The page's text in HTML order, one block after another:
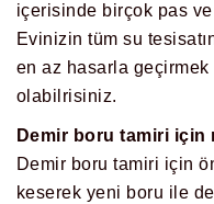
içerisinde birçok pas ve
Evinizin tüm su
en az hasarla
olabilrisiniz.
Demir boru tamiri için
Demir boru tamiri için
keserek yeni boru ile